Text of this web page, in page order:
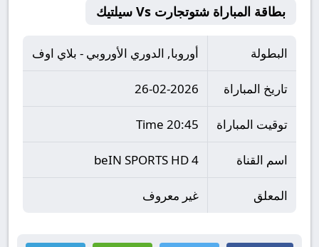
بطاقة المباراة شتوتجارت Vs سيلتيك
البطولة أوروبا, الدوري الأوروبي - بلاي اوف
تاريخ المباراة 26-02-2026
توقيت المباراة 20:45 Time
اسم القناة beIN SPORTS HD 4
المعلق غير معروف